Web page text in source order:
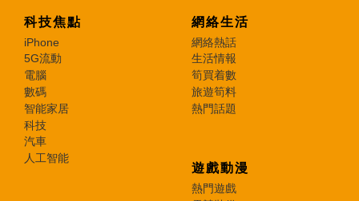
科技焦點
iPhone
5G流動
電腦
數碼
智能家居
科技
汽車
人工智能
網絡生活
網絡熱話
生活情報
筍買着數
旅遊筍料
熱門話題
遊戲動漫
熱門遊戲